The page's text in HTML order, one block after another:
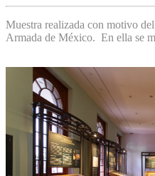
Muestra realizada con motivo
Armada de México. En ella se